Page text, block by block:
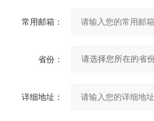
常用邮箱：
省份：
详细地址：